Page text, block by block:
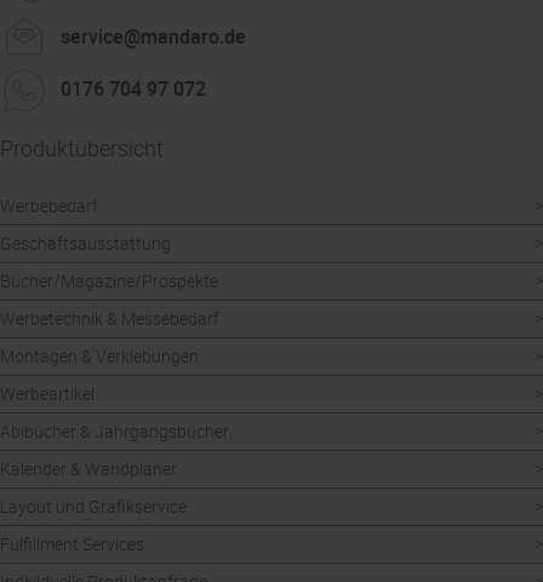
service@mandaro.de
0176 704 97 072
Produktübersicht
Werbebedarf
Geschäftsausstattung
Bücher/Magazine/Prospekte
Werbetechnik & Messebedarf
Montagen & Verklebungen
Werbeartikel
Abibücher & Jahrgangsbücher
Kalender & Wandplaner
Layout und Grafikservice
Fulfillment Services